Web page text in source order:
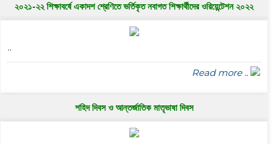
২০২১-২২ শিক্ষাবর্ষে একাদশ শ্রেণিতে ভর্তিকৃত নবাগত শিক্ষার্থীদের ওরিয়েন্টেশন ২০২২
..
Read more ..
শহিদ দিবস ও আন্তর্জাতিক মাতৃভাষা দিবস